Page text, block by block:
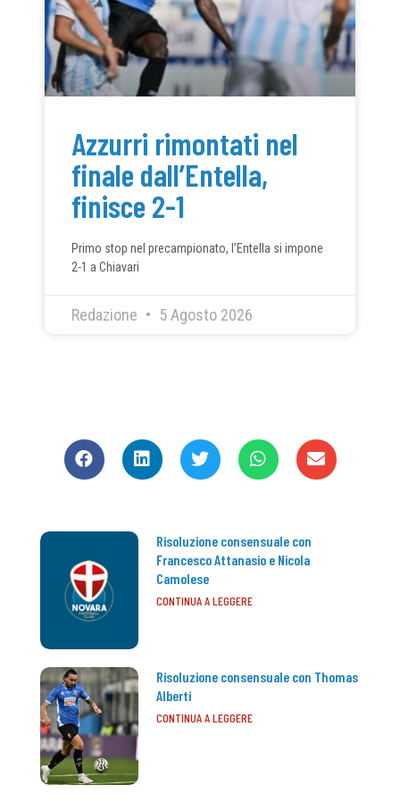
Azzurri rimontati nel
finale dall’Entella,
finisce 2-1
Primo stop nel precampionato, l’Entella si impone
2-1 a Chiavari
Redazione 5 Agosto 2026
Risoluzione consensuale con
Francesco Attanasio e Nicola
Camolese
CONTINUA A LEGGERE
Risoluzione consensuale con Thomas
Alberti
CONTINUA A LEGGERE